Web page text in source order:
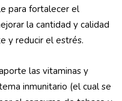
para fortalecer el
la cantidad y calidad
y reducir el estrés.
las vitaminas y
inmunitario (el cual se